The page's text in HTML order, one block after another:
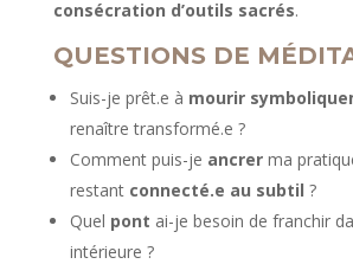
consécration d’outils sacrés.
QUESTIONS DE
Suis-je prêt.e à mourir
renaître transformé.e ?
Comment puis-je ancrerma
restant connecté.e au subtil ?
Quel pont ai-je besoin de franchir
intérieure ?